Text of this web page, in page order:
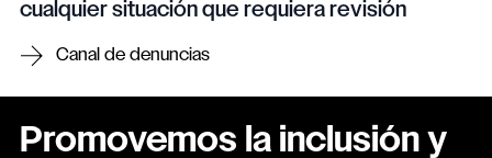
cualquier situación que requiera revisión
Canal de denuncias
Promovemos la inclusión y